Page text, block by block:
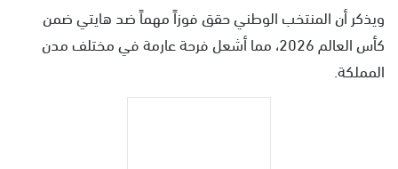
ويذكر أن المنتخب الوطني حقق فوزاً مهماً ضد هايتي ضمن
كأس العالم 2026، مما أشعل فرحة عارمة في مختلف مدن
المملكة.